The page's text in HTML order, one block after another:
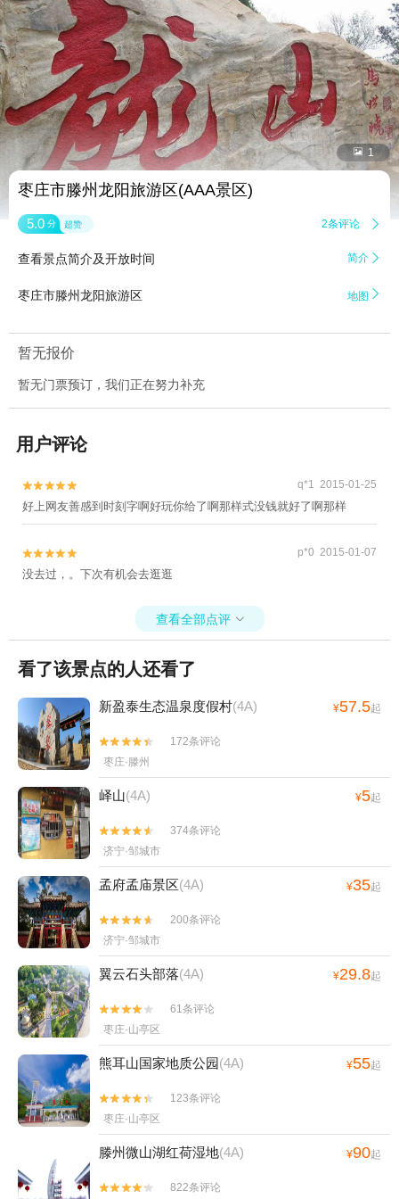
 1
枣庄市滕州龙阳旅游区(AAA景区)
5.0 分 超赞 2条评论 
查看景点简介及开放时间 简介 
枣庄市滕州龙阳旅游区 地图 
暂无报价
暂无门票预订，我们正在努力补充
用户评论

 q*1 2015-01-25
好上网友善感到时刻字啊好玩你给了啊那样式没钱就好了啊那样

 p*0 2015-01-07
没去过，。下次有机会去逛逛
查看全部点评 
看了该景点的人还看了
新盈泰生态温泉度假村(4A) ¥57.5起


172条评论
枣庄·滕州
峄山(4A) ¥5起


374条评论
济宁·邹城市
孟府孟庙景区(4A) ¥35起


200条评论
济宁·邹城市
翼云石头部落(4A) ¥29.8起


61条评论
枣庄·山亭区
熊耳山国家地质公园(4A) ¥55起


123条评论
枣庄·山亭区
滕州微山湖红荷湿地(4A) ¥90起

 822条评论
